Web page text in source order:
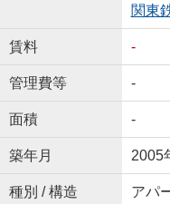
関東
賃料 -
管理費等 -
面積 -
築年月 2005
種別 / 構造 アパ